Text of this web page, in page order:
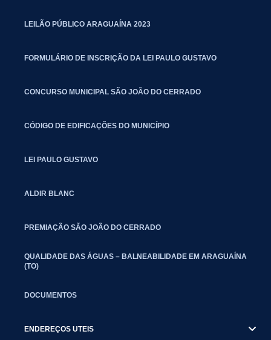
LEILÃO PÚBLICO ARAGUAÍNA 2023
FORMULÁRIO DE INSCRIÇÃO DA LEI PAULO GUSTAVO
CONCURSO MUNICIPAL SÃO JOÃO DO CERRADO
CÓDIGO DE EDIFICAÇÕES DO MUNICÍPIO
LEI PAULO GUSTAVO
ALDIR BLANC
PREMIAÇÃO SÃO JOÃO DO CERRADO
QUALIDADE DAS ÁGUAS – BALNEABILIDADE EM ARAGUAÍNA
(TO)
DOCUMENTOS
ENDEREÇOS UTEIS